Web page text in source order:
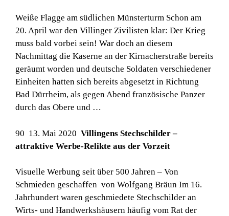
Weiße Flagge am südlichen Münsterturm Schon am
20. April war den Villinger Zivilisten klar: Der Krieg
muss bald vorbei sein! War doch an diesem
Nachmittag die Kaserne an der Kirnacherstraße bereits
geräumt worden und deutsche Soldaten verschiedener
Einheiten hatten sich bereits abgesetzt in Richtung
Bad Dürrheim, als gegen Abend französische Panzer
durch das Obere und …
90 13. Mai 2020 Villingens Stechschilder –
attraktive Werbe-Relikte aus der Vorzeit
Visuelle Werbung seit über 500 Jahren – Von
Schmieden geschaffen von Wolfgang Bräun Im 16.
Jahrhundert waren geschmiedete Stechschilder an
Wirts- und Handwerkshäusern häufig vom Rat der